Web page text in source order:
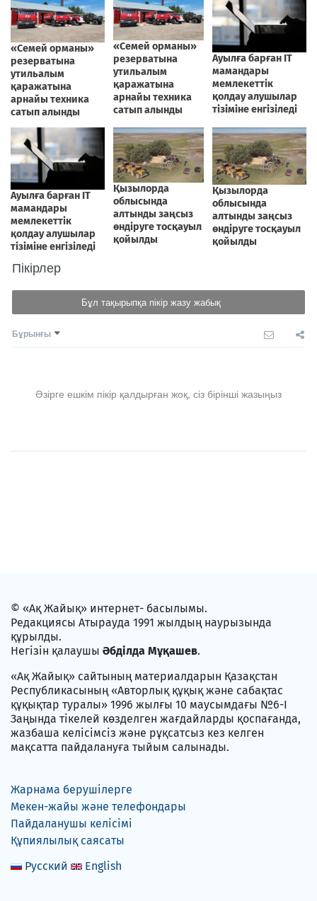
Пікірлер
Бұл тақырыпқа пікір жазу жабық
Бұрынғы
Әзірге ешкім пікір қалдырған жоқ, сіз бірінші жазыңыз
© «Ақ Жайық» интернет- басылымы.
Редакциясы Атырауда 1991 жылдың наурызында
құрылды.
Негізін қалаушы Әбділда Мұқашев.
«Ақ Жайық» сайтының материалдарын Қазақстан
Республикасының «Авторлық құқық және сабақтас
құқықтар туралы» 1996 жылғы 10 маусымдағы №6-I
Заңында тікелей көзделген жағдайларды қоспағанда,
жазбаша келісімсіз және рұқсатсыз кез келген
мақсатта пайдалануға тыйым салынады.
Жарнама берушілерге
Мекен-жайы және телефондары
Пайдаланушы келісімі
Құпиялылық саясаты
Русский
English